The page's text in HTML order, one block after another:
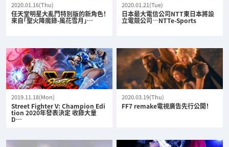
2020.01.16(Thu)
任天堂明星大亂鬥特別版的新角色！
來自「聖火降魔錄-風花雪月」…
2020.01.21(Tue)
日本最大電信公司NTT東日本將設
立電競公司—NTTe-Sports
2019.11.18(Mon)
Street Fighter V: Champion Edi
tion 2020年發表決定 收錄大量
D…
2020.03.19(Thu)
FF7 remake電視廣告先行公開！